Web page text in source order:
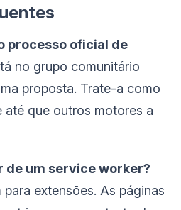
processo oficial de
no grupo comunitário
proposta. Trate-a como
até que outros motores a
de um service worker?
extensões. As páginas